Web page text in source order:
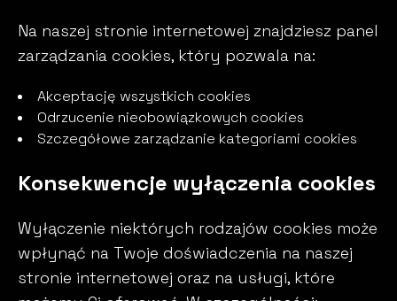
Na naszej stronie internetowej znajdziesz panel
zarządzania cookies, który pozwala na:
Akceptację wszystkich cookies
Odrzucenie nieobowiązkowych cookies
Szczegółowe zarządzanie kategoriami cookies
Konsekwencje wyłączenia cookies
Wyłączenie niektórych rodzajów cookies może
wpłynąć na Twoje doświadczenia na naszej
stronie internetowej oraz na usługi, które